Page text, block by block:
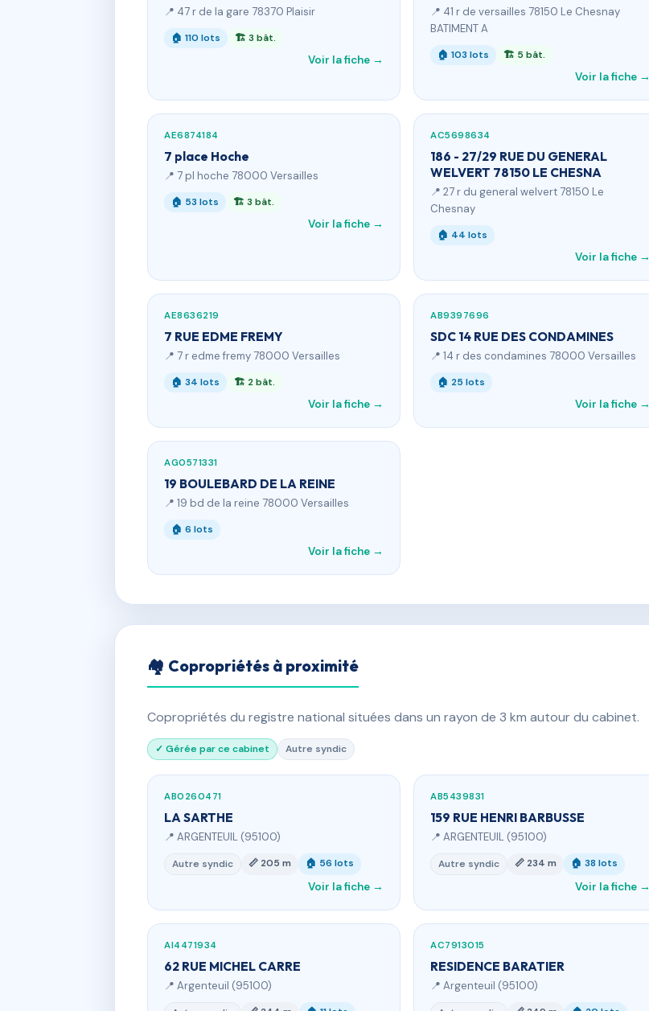
📍 47 r de la gare 78370 Plaisir
🏠 110 lots 🏗 3 bât.
Voir la fiche →
📍 41 r de versailles 78150 Le Chesnay
BATIMENT A
🏠 103 lots 🏗 5 bât.
Voir la fiche →
AE6874184
7 place Hoche
📍 7 pl hoche 78000 Versailles
🏠 53 lots 🏗 3 bât.
Voir la fiche →
AC5698634
186 - 27/29 RUE DU GENERAL
WELVERT 78150 LE CHESNA
📍 27 r du general welvert 78150 Le
Chesnay
🏠 44 lots
Voir la fiche →
AE8636219
7 RUE EDME FREMY
📍 7 r edme fremy 78000 Versailles
🏠 34 lots 🏗 2 bât.
Voir la fiche →
AB9397696
SDC 14 RUE DES CONDAMINES
📍 14 r des condamines 78000 Versailles
🏠 25 lots
Voir la fiche →
AG0571331
19 BOULEBARD DE LA REINE
📍 19 bd de la reine 78000 Versailles
🏠 6 lots
Voir la fiche →
🏘 Copropriétés à proximité
Copropriétés du registre national situées dans un rayon de 3 km autour du cabinet.
✓ Gérée par ce cabinet Autre syndic
AB0260471
LA SARTHE
📍 ARGENTEUIL (95100)
Autre syndic 📏 205 m 🏠 56 lots
Voir la fiche →
AB5439831
159 RUE HENRI BARBUSSE
📍 ARGENTEUIL (95100)
Autre syndic 📏 234 m 🏠 38 lots
Voir la fiche →
AI4471934
62 RUE MICHEL CARRE
📍 Argenteuil (95100)
AC7913015
RESIDENCE BARATIER
📍 Argenteuil (95100)